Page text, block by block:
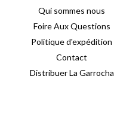
Qui sommes nous
Foire Aux Questions
Politique d'expédition
Contact
Distribuer La Garrocha